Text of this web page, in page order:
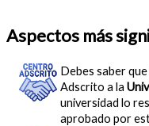
Aspectos más
Debes saber que
Adscrito a la
universidad lo
aprobado por